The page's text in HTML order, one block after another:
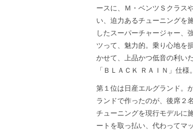
ースに、Ｍ・ベンツＳクラス
い、迫力あるチューニングを
したスーパーチャージャー、
ツって、魅力的。乗り心地を
かせて、上品かつ低音の利い
「ＢＬＡＣＫ ＲＡＩＮ」仕様。
第１位は日産エルグランド。
ランドで作ったのが、後席２
チューニングを現行モデルに
ートを取っ払い、代わってマ